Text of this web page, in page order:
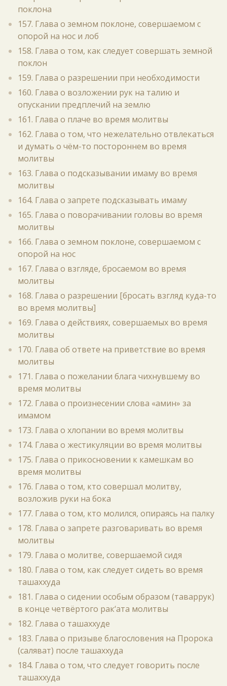
поклона
157. Глава о земном поклоне, совершаемом с
опорой на нос и лоб
158. Глава о том, как следует совершать земной
поклон
159. Глава о разрешении при необходимости
160. Глава о возложении рук на талию и
опускании предплечий на землю
161. Глава о плаче во время молитвы
162. Глава о том, что нежелательно отвлекаться
и думать о чём-то постороннем во время
молитвы
163. Глава о подсказывании имаму во время
молитвы
164. Глава о запрете подсказывать имаму
165. Глава о поворачивании головы во время
молитвы
166. Глава о земном поклоне, совершаемом с
опорой на нос
167. Глава о взгляде, бросаемом во время
молитвы
168. Глава о разрешении [бросать взгляд куда-то
во время молитвы]
169. Глава о действиях, совершаемых во время
молитвы
170. Глава об ответе на приветствие во время
молитвы
171. Глава о пожелании блага чихнувшему во
время молитвы
172. Глава о произнесении слова «амин» за
имамом
173. Глава о хлопании во время молитвы
174. Глава о жестикуляции во время молитвы
175. Глава о прикосновении к камешкам во
время молитвы
176. Глава о том, кто совершал молитву,
возложив руки на бока
177. Глава о том, кто молился, опираясь на палку
178. Глава о запрете разговаривать во время
молитвы
179. Глава о молитве, совершаемой сидя
180. Глава о том, как следует сидеть во время
ташаххуда
181. Глава о сидении особым образом (таваррук)
в конце четвёртого рак‘ата молитвы
182. Глава о ташаххуде
183. Глава о призыве благословения на Пророка
(саляват) после ташаххуда
184. Глава о том, что следует говорить после
ташаххуда